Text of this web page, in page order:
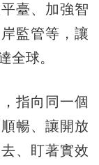
臺、加強智
監管等，讓
全球。
指向同一個
暢、讓開放
、盯著實效